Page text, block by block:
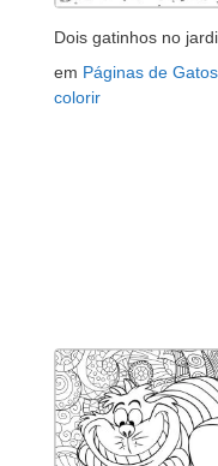
Dois gatinhos no
em Páginas de
colorir